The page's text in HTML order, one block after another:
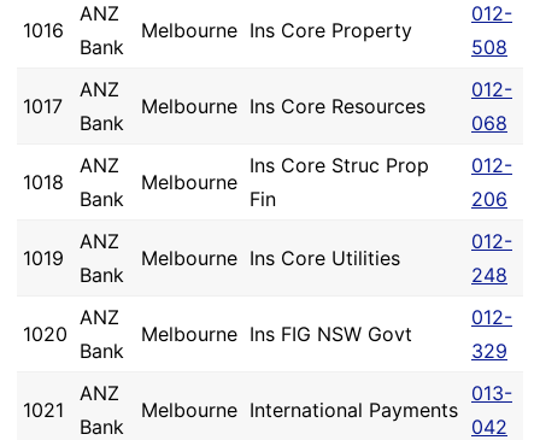
1016
ANZ
Bank
Melbourne Ins Core Property
012-
508
1017
ANZ
Bank
Melbourne Ins Core Resources
012-
068
1018
ANZ
Bank
Melbourne
Ins Core Struc Prop
Fin
012-
206
1019
ANZ
Bank
Melbourne Ins Core Utilities
012-
248
1020
ANZ
Bank
Melbourne Ins FIG NSW Govt
012-
329
1021
ANZ
Bank
Melbourne International Payments
013-
042